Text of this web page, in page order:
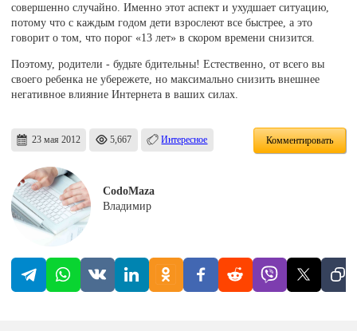
совершенно случайно. Именно этот аспект и ухудшает ситуацию,
потому что с каждым годом дети взрослеют все быстрее, а это
говорит о том, что порог «13 лет» в скором времени снизится.
Поэтому, родители - будьте бдительны! Естественно, от всего вы
своего ребенка не убережете, но максимально снизить внешнее
негативное влияние Интернета в ваших силах.
23 мая 2012 5,667 Интересное Комментировать
CodoMaza
Владимир